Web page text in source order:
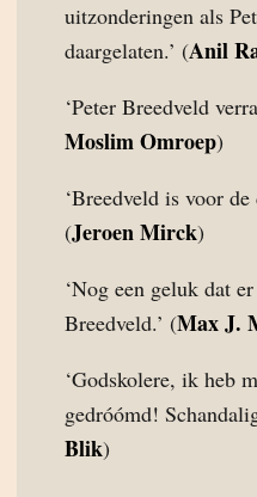
uitzonderingen als
daargelaten.’ (Anil
‘Peter Breedveld
Moslim Omroep)
‘Breedveld is voor
(Jeroen Mirck)
‘Nog een geluk dat
Breedveld.’ (Max J.
‘Godskolere, ik heb
gedróómd!
Blik)